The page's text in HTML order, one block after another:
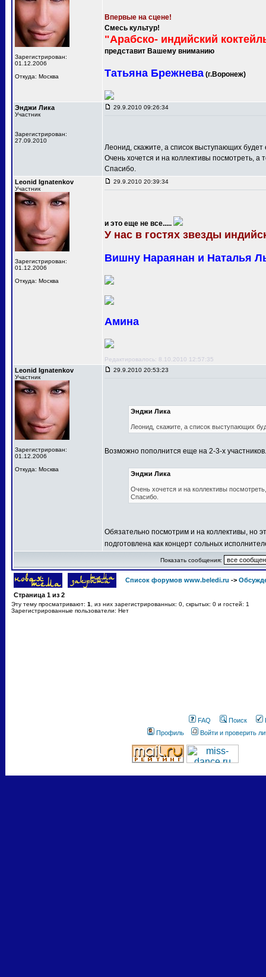
Зарегистрирован:
01.12.2006
Откуда: Москва
Впервые на сцене!
Смесь культур!
"Арабско- индийский
представит Вашему вниманию
Татьяна Брежнева (г.Воронеж)
Энджи Лика
Участник
Зарегистрирован:
27.09.2010
29.9.2010 09:26:34
Леонид, скажите, а список выступающих
Очень хочется и на коллективы посмотреть, а
Спасибо.
Leonid Ignatenkov
Участник
Зарегистрирован:
01.12.2006
Откуда: Москва
29.9.2010 20:39:34
и это еще не все.....
У нас в гостях звезды
Вишну Нараянан и Наталья
Амина
Редактировалось: 8.10.2010 12:57:35
Leonid Ignatenkov
Участник
Зарегистрирован:
01.12.2006
Откуда: Москва
29.9.2010 20:53:23
Энджи Лика
Леонид, скажите, а список выступающих
Возможно пополнится еще на 2-3-х
Энджи Лика
Очень хочется и на коллективы
Спасибо.
Обязательно посмотрим и на коллективы, но
подготовлена как концерт сольных
Показать сообщения:
Список форумов www.beledi.ru ->
Страница 1 из 2
Эту тему просматривают: 1
, из них зарегистрированных: 0, скрытых: 0 и гостей: 1
Зарегистрированные пользователи: Нет
FAQ Поиск
Профиль
Войти и проверить